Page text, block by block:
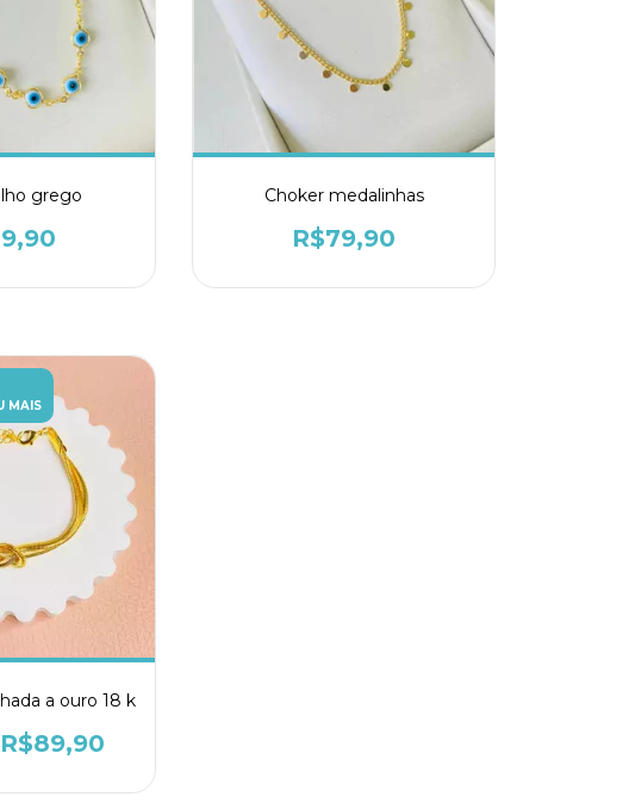
grego Choker medalinhas
R$79,90
MAIS
a ouro 18 k
R$89,90